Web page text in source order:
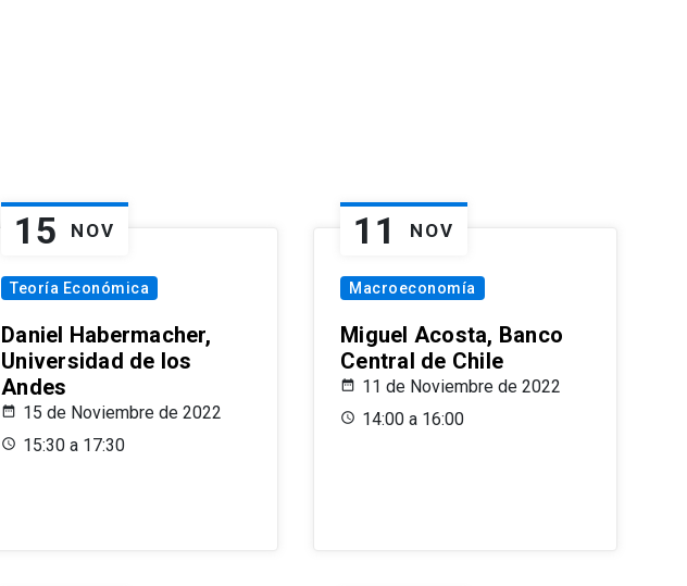
15 NOV
Teoría Económica
Daniel Habermacher,
Universidad de los
Andes
15 de Noviembre de 2022
15:30 a 17:30
11 NOV
Macroeconomía
Miguel Acosta, Banco
Central de Chile
11 de Noviembre de 2022
14:00 a 16:00